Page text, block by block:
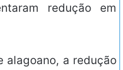
redução em
alagoano, a redução